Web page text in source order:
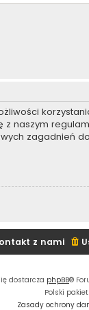
naszym
zagadnień
z nami
dostarcza phpBB®
Polski
Zasady ochrony